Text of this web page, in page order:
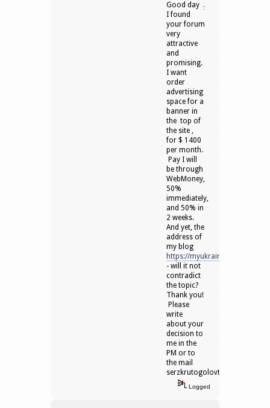
Good day .
I found
your forum
very
attractive
and
promising.
I want
order
advertising
space for a
banner in
the top of
the site ,
for $ 1400
per month.
Pay I will
be through
WebMoney,
50%
immediately,
and 50% in
2 weeks.
And yet, the
address of
my blog
https://myukraina.com.ua/
- will it not
contradict
the topic?
Thank you!
Please
write
about your
decision to
me in the
PM or to
the mail
Logged